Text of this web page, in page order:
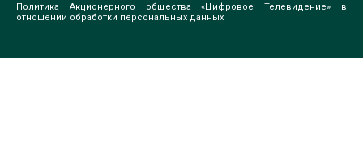
Политика Акционерного общества «Цифровое Телевидение» в
отношении обработки персональных данных